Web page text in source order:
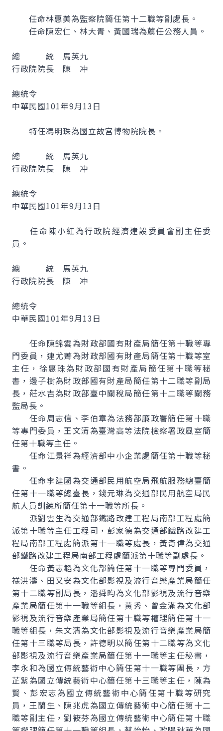
任命林惠美為監察院簡任第十二職等副處長。
任命陳宏仁、林大青、黃國瑞為薦任公務人員。
總 統 馬英九
行政院院長 陳 冲
總統令
中華民國101年9月13日
特任馮明珠為國立故宮博物院院長。
總 統 馬英九
行政院院長 陳 冲
總統令
中華民國101年9月13日
任命陳小紅為行政院經濟建設委員會副主任委
員。
總 統 馬英九
行政院院長 陳 冲
總統令
中華民國101年9月13日
任命陳錦雲為財政部國有財產局簡任第十職等專
門委員，連尤菁為財政部國有財產局簡任第十職等室
主任，徐惠珠為財政部國有財產局簡任第十職等秘
書，邊子樹為財政部國有財產局簡任第十二職等副局
長，莊水吉為財政部臺中關稅局簡任第十二職等關務
監局長。
任命周志信、李伯章為法務部廉政署簡任第十職
等專門委員，王文清為臺灣高等法院檢察署政風室簡
任第十職等主任。
任命江景祥為經濟部中小企業處簡任第十職等秘
書。
任命李建國為交通部民用航空局飛航服務總臺簡
任第十一職等總臺長，錢元琳為交通部民用航空局民
航人員訓練所簡任第十一職等所長。
派劉雲生為交通部鐵路改建工程局南部工程處簡
派第十職等主任工程司，彭家德為交通部鐵路改建工
程局南部工程處簡派第十一職等處長，黃奇偉為交通
部鐵路改建工程局南部工程處簡派第十職等副處長。
任命黃志韜為文化部簡任第十一職等專門委員，
禚洪濤、田又安為文化部影視及流行音樂產業局簡任
第十二職等副局長，潘舜昀為文化部影視及流行音樂
產業局簡任第十一職等組長，黃秀、曾金滿為文化部
影視及流行音樂產業局簡任第十職等權理簡任第十一
職等組長，朱文清為文化部影視及流行音樂產業局簡
任第十三職等局長，許德明以簡任第十二職等為文化
部影視及流行音樂產業局簡任第十一職等主任秘書，
李永和為國立傳統藝術中心簡任第十一職等團長，方
芷絮為國立傳統藝術中心簡任第十三職等主任，陳為
賢、彭宏志為國立傳統藝術中心簡任第十職等研究
員，王蘭生、陳兆虎為國立傳統藝術中心簡任第十二
職等副主任，劉筱芬為國立傳統藝術中心簡任第十職